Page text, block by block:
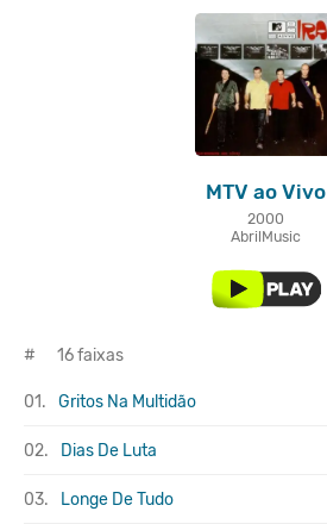
MTV ao Vivo
2000
AbrilMusic
# 16 faixas
01. Gritos Na Multidão
02. Dias De Luta
03. Longe De Tudo